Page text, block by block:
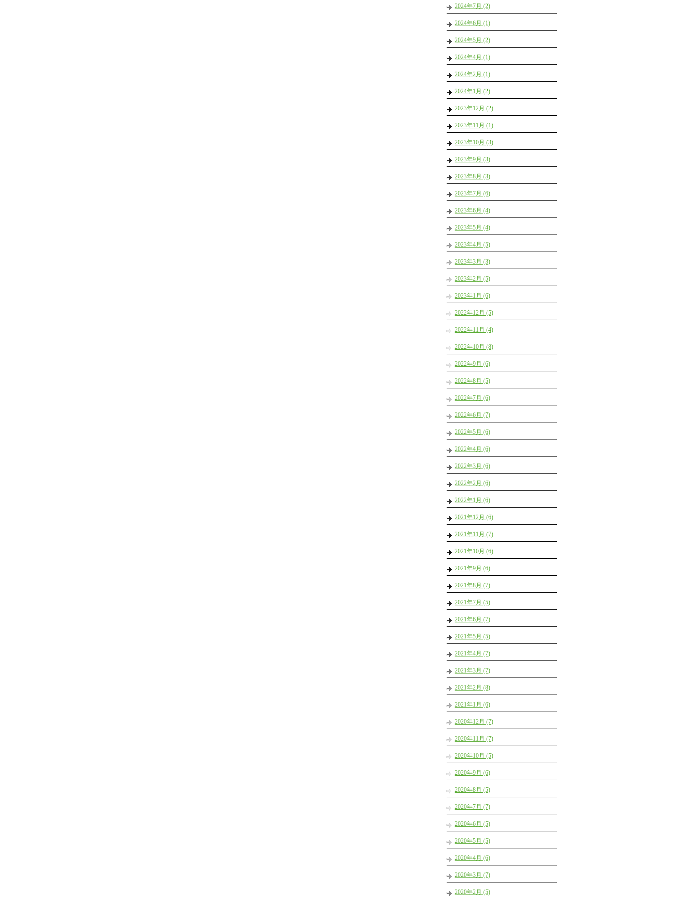
2024年7月 (2)
2024年6月 (1)
2024年5月 (2)
2024年4月 (1)
2024年2月 (1)
2024年1月 (2)
2023年12月 (2)
2023年11月 (1)
2023年10月 (3)
2023年9月 (3)
2023年8月 (3)
2023年7月 (6)
2023年6月 (4)
2023年5月 (4)
2023年4月 (5)
2023年3月 (3)
2023年2月 (5)
2023年1月 (6)
2022年12月 (5)
2022年11月 (4)
2022年10月 (8)
2022年9月 (6)
2022年8月 (5)
2022年7月 (6)
2022年6月 (7)
2022年5月 (6)
2022年4月 (6)
2022年3月 (6)
2022年2月 (6)
2022年1月 (6)
2021年12月 (6)
2021年11月 (7)
2021年10月 (6)
2021年9月 (6)
2021年8月 (7)
2021年7月 (5)
2021年6月 (7)
2021年5月 (5)
2021年4月 (7)
2021年3月 (7)
2021年2月 (8)
2021年1月 (6)
2020年12月 (7)
2020年11月 (7)
2020年10月 (5)
2020年9月 (6)
2020年8月 (5)
2020年7月 (7)
2020年6月 (5)
2020年5月 (5)
2020年4月 (6)
2020年3月 (7)
2020年2月 (5)